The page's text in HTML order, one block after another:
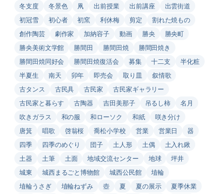
冬支度
冬景色 凧 出前授業 出前講座
出雲街道
初冠雪
初心者 初窯 利休梅 剪定
割れた焼もの
創作陶芸
劇作家 加納容子 動画 勝央
勝央町
勝央美術文学館
勝間田 勝間田焼
勝間田焼き
勝間田焼同好会
勝間田焼復活会 募集 十二支
半化粧
半夏生
南天 卯年 即売会 取り皿
叙情歌
古タンス
古民具 古民家
古民家ギャラリー
古民家と暮らす
古陶器 吉田美那子 吊るし柿
名月
吹きガラス
和の服 和ローソク 和紙
咲き分け
唐箕
唱歌 啓翁桜 喬松小学校 営業 営業日
器
四季
四季のめぐり 団子 土人形 土偶
土入れ鍬
土器
土筆 土面 地域交流センター 地球
坪井
城東
城西まるごと博物館 城西公民館
埴輪
埴輪うさぎ
埴輪ねずみ 壺 夏 夏の展示
夏季休業